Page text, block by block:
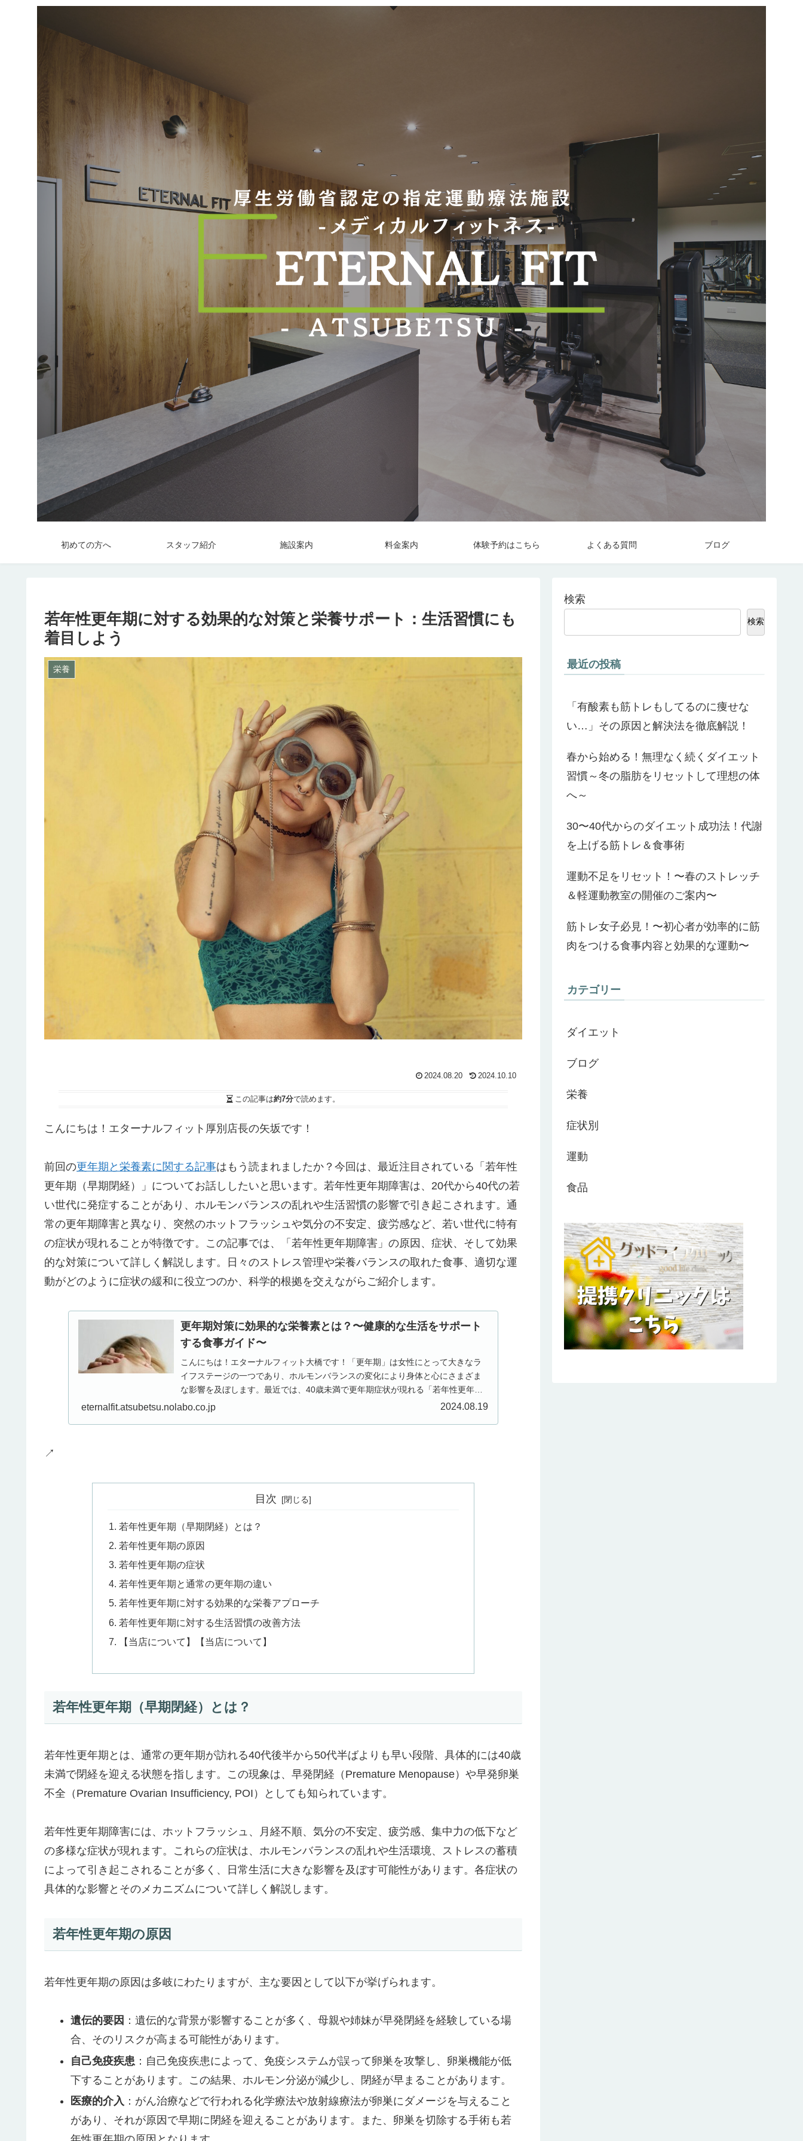
初めての方へ スタッフ紹介 施設案内 料金案内 体験予約はこちら よくある質問 ブログ
若年性更年期に対する効果的な対策と栄養サポート：生活習慣にも
着目しよう
栄養
2024.08.20 2024.10.10
この記事は約7分で読めます。
こんにちは！エターナルフィット厚別店長の矢坂です！
前回の更年期と栄養素に関する記事はもう読まれましたか？今回は、最近注目されている「若年性
更年期（早期閉経）」についてお話ししたいと思います。若年性更年期障害は、20代から40代の若
い世代に発症することがあり、ホルモンバランスの乱れや生活習慣の影響で引き起こされます。通
常の更年期障害と異なり、突然のホットフラッシュや気分の不安定、疲労感など、若い世代に特有
の症状が現れることが特徴です。この記事では、「若年性更年期障害」の原因、症状、そして効果
的な対策について詳しく解説します。日々のストレス管理や栄養バランスの取れた食事、適切な運
動がどのように症状の緩和に役立つのか、科学的根拠を交えながらご紹介します。
更年期対策に効果的な栄養素とは？〜健康的な生活をサポート
する食事ガイド〜
こんにちは！エターナルフィット大橋です！「更年期」は女性にとって大きなラ
イフステージの一つであり、ホルモンバランスの変化により身体と心にさまざま
な影響を及ぼします。最近では、40歳未満で更年期症状が現れる「若年性更年期
（早期閉経）」や、男性...
eternalfit.atsubetsu.nolabo.co.jp 2024.08.19
↗
目次
若年性更年期（早期閉経）とは？
若年性更年期の原因
若年性更年期の症状
若年性更年期と通常の更年期の違い
若年性更年期に対する効果的な栄養アプローチ
若年性更年期に対する生活習慣の改善方法
【当店について】【当店について】
若年性更年期（早期閉経）とは？
若年性更年期とは、通常の更年期が訪れる40代後半から50代半ばよりも早い段階、具体的には40歳
未満で閉経を迎える状態を指します。この現象は、早発閉経（Premature Menopause）や早発卵巣
不全（Premature Ovarian Insufficiency, POI）としても知られています。
若年性更年期障害には、ホットフラッシュ、月経不順、気分の不安定、疲労感、集中力の低下など
の多様な症状が現れます。これらの症状は、ホルモンバランスの乱れや生活環境、ストレスの蓄積
によって引き起こされることが多く、日常生活に大きな影響を及ぼす可能性があります。各症状の
具体的な影響とそのメカニズムについて詳しく解説します。
若年性更年期の原因
若年性更年期の原因は多岐にわたりますが、主な要因として以下が挙げられます。
遺伝的要因 ：遺伝的な背景が影響することが多く、母親や姉妹が早発閉経を経験している場
合、そのリスクが高まる可能性があります。
自己免疫疾患 ：自己免疫疾患によって、免疫システムが誤って卵巣を攻撃し、卵巣機能が低
下することがあります。この結果、ホルモン分泌が減少し、閉経が早まることがあります。
医療的介入 ：がん治療などで行われる化学療法や放射線療法が卵巣にダメージを与えること
があり、それが原因で早期に閉経を迎えることがあります。また、卵巣を切除する手術も若
検索
検索
最近の投稿
「有酸素も筋トレもしてるのに痩せな
い…」その原因と解決法を徹底解説！
春から始める！無理なく続くダイエット
習慣～冬の脂肪をリセットして理想の体
へ～
30〜40代からのダイエット成功法！代謝
を上げる筋トレ＆食事術
運動不足をリセット！〜春のストレッチ
＆軽運動教室の開催のご案内〜
筋トレ女子必見！〜初心者が効率的に筋
肉をつける食事内容と効果的な運動〜
カテゴリー
ダイエット
ブログ
栄養
症状別
運動
食品